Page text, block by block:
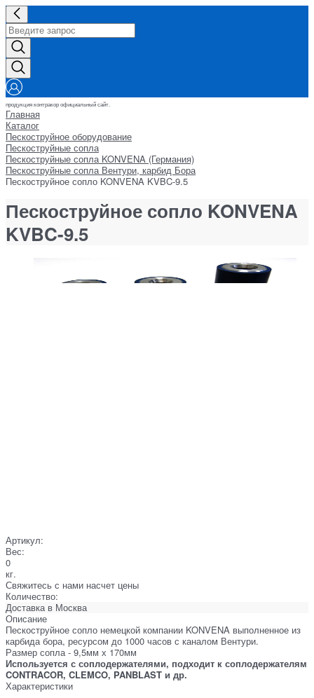
продукция контракор официальный сайт.
Главная
Каталог
Пескоструйное оборудование
Пескоструйные сопла
Пескоструйные сопла KONVENA (Германия)
Пескоструйные сопла Вентури, карбид Бора
Пескоструйное сопло KONVENA KVBC-9.5
Пескоструйное сопло KONVENA
KVBC-9.5
Артикул:
Вес:
0
кг.
Свяжитесь с нами насчет цены
Количество:
Доставка в Москва
Описание
Пескоструйное сопло немецкой компании KONVENA выполненное из
карбида бора, ресурсом до 1000 часов с каналом Вентури.
Размер сопла - 9,5мм х 170мм
Используется с соплодержателями, подходит к соплодержателям
CONTRACOR, CLEMCO, PANBLAST и др.
Характеристики